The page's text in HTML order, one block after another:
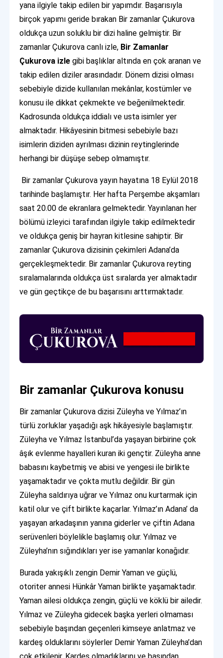
yana ilgiyle takip edilen bir yapımdır. Başarısıyla
birçok yapımı geride bırakan Bir zamanlar Çukurova
oldukça uzun soluklu bir dizi haline gelmiştir. Bir
zamanlar Çukurova canlı izle, Bir Zamanlar
Çukurova izle gibi başlıklar altında en çok aranan ve
takip edilen diziler arasındadır. Dönem dizisi olması
sebebiyle dizide kullanılan mekânlar, kostümler ve
konusu ile dikkat çekmekte ve beğenilmektedir.
Kadrosunda oldukça iddialı ve usta isimler yer
almaktadır. Hikâyesinin bitmesi sebebiyle bazı
isimlerin diziden ayrılması dizinin reytinglerinde
herhangi bir düşüşe sebep olmamıştır.
Bir zamanlar Çukurova yayın hayatına 18 Eylül 2018
tarihinde başlamıştır. Her hafta Perşembe akşamları
saat 20.00 de ekranlara gelmektedir. Yayınlanan her
bölümü izleyici tarafından ilgiyle takip edilmektedir
ve oldukça geniş bir hayran kitlesine sahiptir. Bir
zamanlar Çukurova dizisinin çekimleri Adana’da
gerçekleşmektedir. Bir zamanlar Çukurova reyting
sıralamalarında oldukça üst sıralarda yer almaktadır
ve gün geçtikçe de bu başarısını arttırmaktadır.
Bir zamanlar Çukurova konusu
Bir zamanlar Çukurova dizisi Züleyha ve Yılmaz’ın
türlü zorluklar yaşadığı aşk hikâyesiyle başlamıştır.
Züleyha ve Yılmaz İstanbul’da yaşayan birbirine çok
âşık evlenme hayalleri kuran iki gençtir. Züleyha anne
babasını kaybetmiş ve abisi ve yengesi ile birlikte
yaşamaktadır ve çokta mutlu değildir. Bir gün
Züleyha saldırıya uğrar ve Yılmaz onu kurtarmak için
katil olur ve çift birlikte kaçarlar. Yılmaz’ın Adana’ da
yaşayan arkadaşının yanına giderler ve çiftin Adana
serüvenleri böylelikle başlamış olur. Yılmaz ve
Züleyha’nın sığındıkları yer ise yamanlar konağıdır.
Burada yakışıklı zengin Demir Yaman ve güçlü,
otoriter annesi Hünkâr Yaman birlikte yaşamaktadır.
Yaman ailesi oldukça zengin, güçlü ve köklü bir ailedir.
Yılmaz ve Züleyha gidecek başka yerleri olmaması
sebebiyle başından geçenleri kimseye anlatmaz ve
kardeş olduklarını söylerler Demir Yaman Züleyha’dan